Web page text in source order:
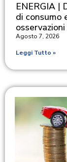
ENERGIA |
di consumo
Agosto 7, 2026
Leggi Tutto »